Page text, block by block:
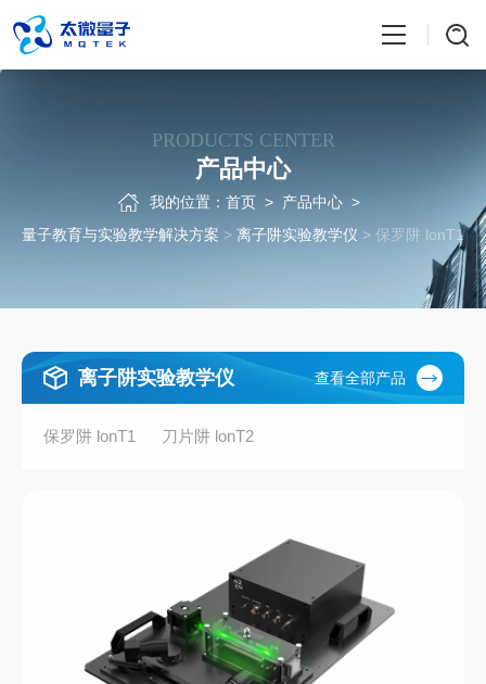
PRODUCTS CENTER
产品中心
我的位置： 首页 > 产品中心 >
量子教育与实验教学解决方案 > 离子阱实验教学仪 > 保罗阱 lonT1
离子阱实验教学仪 查看全部产品
保罗阱 lonT1 刀片阱 lonT2